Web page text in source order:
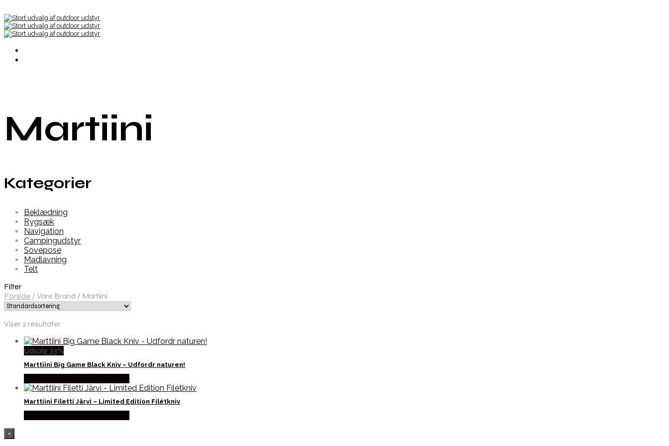
Martiini
Kategorier
Beklædning
Rygsæk
Navigation
Campingudstyr
Sovepose
Madlavning
Telt
Filter
Forside / Vare Brand / Martiini
Viser 2 resultater
Udsalg 33%
Marttiini Big Game Black Kniv – Udfordr naturen!
Marttiini Filetti Järvi – Limited Edition Filétkniv
×